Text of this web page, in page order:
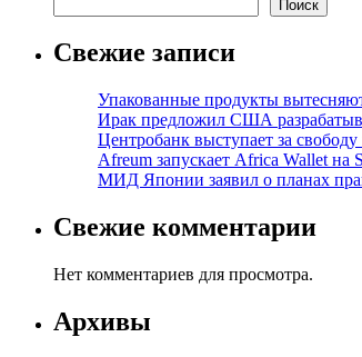
Поиск
Свежие записи
Упакованные продукты
Ирак предложил США
Центробанк выступает за
Afreum запускает Africa Wallet на
МИД Японии заявил о планах
Свежие комментарии
Нет комментариев для просмотра.
Архивы